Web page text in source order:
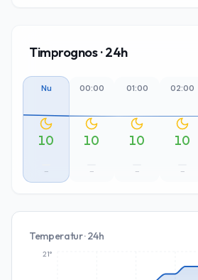
Timprognos · 24h
Nu
10
–
00:00
10
–
01:00
10
–
02:00
10
–
Temperatur · 24h
21°